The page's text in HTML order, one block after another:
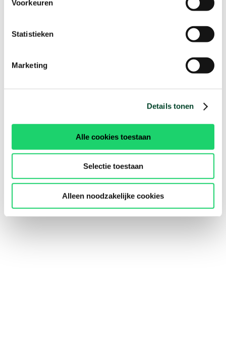
Voorkeuren
Statistieken
Marketing
Details tonen
Alle cookies toestaan
Selectie toestaan
Alleen noodzakelijke cookies